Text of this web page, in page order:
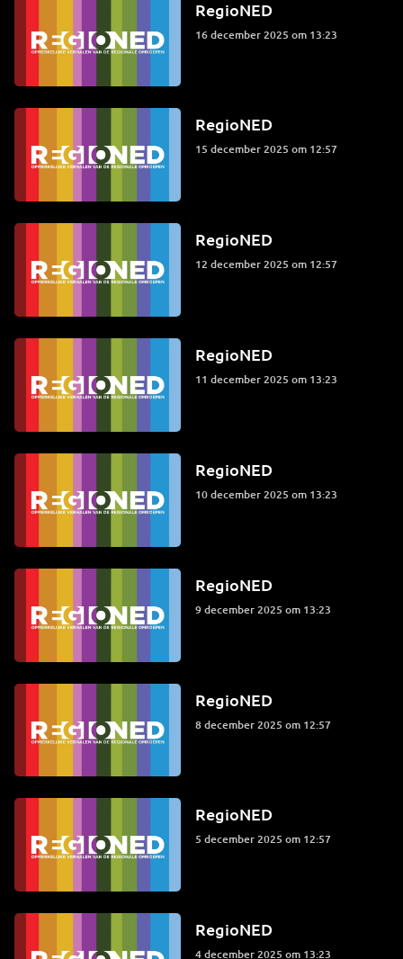
RegioNED
16 december 2025 om 13:23
RegioNED
15 december 2025 om 12:57
RegioNED
12 december 2025 om 12:57
RegioNED
11 december 2025 om 13:23
RegioNED
10 december 2025 om 13:23
RegioNED
9 december 2025 om 13:23
RegioNED
8 december 2025 om 12:57
RegioNED
5 december 2025 om 12:57
RegioNED
4 december 2025 om 13:23